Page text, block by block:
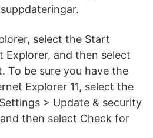
select the Start
and then select
To be sure you have the
Explorer 11, select the
> Update & security
then select Check for